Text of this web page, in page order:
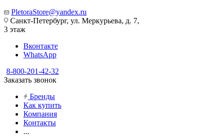
PletoraStore@yandex.ru
Санкт-Петербург, ул. Меркурьева, д. 7,
3 этаж
Вконтакте
WhatsApp
8-800-201-42-32
Заказать звонок
Бренды
Как купить
Компания
Контакты
...